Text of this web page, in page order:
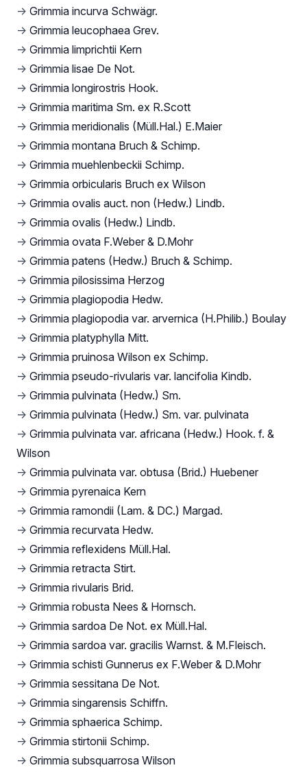
→ Grimmia incurva Schwägr.
→ Grimmia leucophaea Grev.
→ Grimmia limprichtii Kern
→ Grimmia lisae De Not.
→ Grimmia longirostris Hook.
→ Grimmia maritima Sm. ex R.Scott
→ Grimmia meridionalis (Müll.Hal.) E.Maier
→ Grimmia montana Bruch & Schimp.
→ Grimmia muehlenbeckii Schimp.
→ Grimmia orbicularis Bruch ex Wilson
→ Grimmia ovalis auct. non (Hedw.) Lindb.
→ Grimmia ovalis (Hedw.) Lindb.
→ Grimmia ovata F.Weber & D.Mohr
→ Grimmia patens (Hedw.) Bruch & Schimp.
→ Grimmia pilosissima Herzog
→ Grimmia plagiopodia Hedw.
→ Grimmia plagiopodia var. arvernica (H.Philib.) Boulay
→ Grimmia platyphylla Mitt.
→ Grimmia pruinosa Wilson ex Schimp.
→ Grimmia pseudo-rivularis var. lancifolia Kindb.
→ Grimmia pulvinata (Hedw.) Sm.
→ Grimmia pulvinata (Hedw.) Sm. var. pulvinata
→ Grimmia pulvinata var. africana (Hedw.) Hook. f. &
Wilson
→ Grimmia pulvinata var. obtusa (Brid.) Huebener
→ Grimmia pyrenaica Kern
→ Grimmia ramondii (Lam. & DC.) Margad.
→ Grimmia recurvata Hedw.
→ Grimmia reflexidens Müll.Hal.
→ Grimmia retracta Stirt.
→ Grimmia rivularis Brid.
→ Grimmia robusta Nees & Hornsch.
→ Grimmia sardoa De Not. ex Müll.Hal.
→ Grimmia sardoa var. gracilis Warnst. & M.Fleisch.
→ Grimmia schisti Gunnerus ex F.Weber & D.Mohr
→ Grimmia sessitana De Not.
→ Grimmia singarensis Schiffn.
→ Grimmia sphaerica Schimp.
→ Grimmia stirtonii Schimp.
→ Grimmia subsquarrosa Wilson